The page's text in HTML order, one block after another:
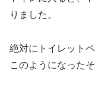
りました。
絶対にトイレット
このようになったそ